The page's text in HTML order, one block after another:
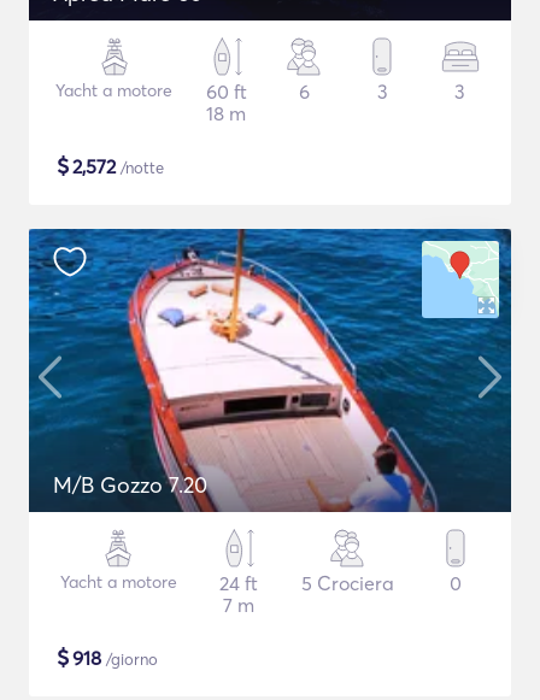
Yacht a motore
60 ft
18 m
6 3 3
$2,572/notte
M/B Gozzo 7.20
Yacht a motore
24 ft
7 m
5 Crociera 0
$918 /giorno